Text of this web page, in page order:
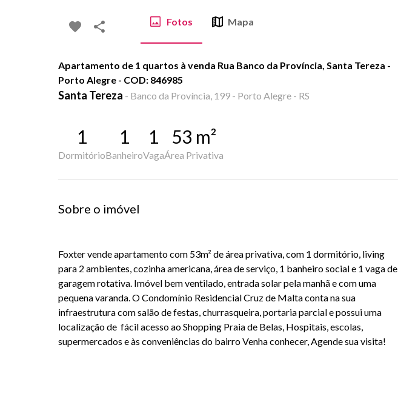
Fotos Mapa
Apartamento de 1 quartos à venda Rua Banco da Província, Santa Tereza -
Porto Alegre - COD: 846985
Santa Tereza - Banco da Província, 199 - Porto Alegre - RS
1
Dormitório
1
Banheiro
1
Vaga
53 m²
Área Privativa
Sobre o imóvel
Foxter vende apartamento com 53m² de área privativa, com 1 dormitório, living
para 2 ambientes, cozinha americana, área de serviço, 1 banheiro social e 1 vaga de
garagem rotativa. Imóvel bem ventilado, entrada solar pela manhã e com uma
pequena varanda. O Condomínio Residencial Cruz de Malta conta na sua
infraestrutura com salão de festas, churrasqueira, portaria parcial e possui uma
localização de fácil acesso ao Shopping Praia de Belas, Hospitais, escolas,
supermercados e às conveniências do bairro Venha conhecer, Agende sua visita!